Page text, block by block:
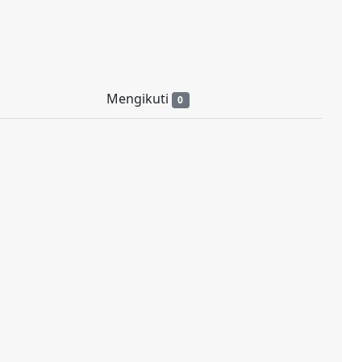
Mengikuti 0